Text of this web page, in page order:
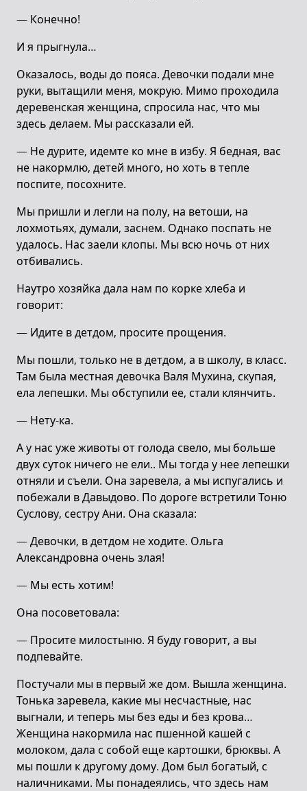
— Конечно!
И я прыгнула…
Оказалось, воды до пояса. Девочки подали мне
руки, вытащили меня, мокрую. Мимо проходила
деревенская женщина, спросила нас, что мы
здесь делаем. Мы рассказали ей.
— Не дурите, идемте ко мне в избу. Я бедная, вас
не накормлю, детей много, но хоть в тепле
поспите, посохните.
Мы пришли и легли на полу, на ветоши, на
лохмотьях, думали, заснем. Однако поспать не
удалось. Нас заели клопы. Мы всю ночь от них
отбивались.
Наутро хозяйка дала нам по корке хлеба и
говорит:
— Идите в детдом, просите прощения.
Мы пошли, только не в детдом, а в школу, в класс.
Там была местная девочка Валя Мухина, скупая,
ела лепешки. Мы обступили ее, стали клянчить.
— Нету-ка.
А у нас уже животы от голода свело, мы больше
двух суток ничего не ели.. Мы тогда у нее лепешки
отняли и съели. Она заревела, а мы испугались и
побежали в Давыдово. По дороге встретили Тоню
Суслову, сестру Ани. Она сказала:
— Девочки, в детдом не ходите. Ольга
Александровна очень злая!
— Мы есть хотим!
Она посоветовала:
— Просите милостыню. Я буду говорит, а вы
подпевайте.
Постучали мы в первый же дом. Вышла женщина.
Тонька заревела, какие мы несчастные, нас
выгнали, и теперь мы без еды и без крова…
Женщина накормила нас пшенной кашей с
молоком, дала с собой еще картошки, брюквы. А
мы пошли к другому дому. Дом был богатый, с
наличниками. Мы понадеялись, что здесь нам